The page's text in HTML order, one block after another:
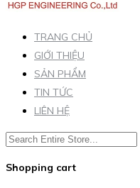
TRANG CHỦ
GIỚI THIỆU
SẢN PHẨM
TIN TỨC
LIÊN HỆ
Shopping cart